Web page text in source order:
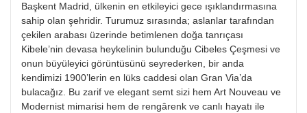
Başkent Madrid, ülkenin en etkileyici gece ışıklandırmasına
sahip olan şehridir. Turumuz sırasında; aslanlar tarafından
çekilen arabası üzerinde betimlenen doğa tanrıçası
Kibele’nin devasa heykelinin bulunduğu Cibeles Çeşmesi ve
onun büyüleyici görüntüsünü seyrederken, bir anda
kendimizi 1900’lerin en lüks caddesi olan Gran Via’da
bulacağız. Bu zarif ve elegant semt sizi hem Art Nouveau ve
Modernist mimarisi hem de rengârenk ve canlı hayatı ile